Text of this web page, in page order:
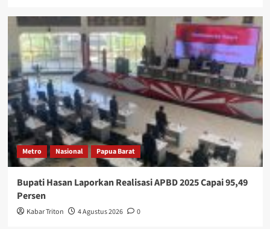
Metro Nasional Papua Barat
Bupati Hasan Laporkan Realisasi APBD 2025 Capai 95,49
Persen
Kabar Triton 4 Agustus 2026 0